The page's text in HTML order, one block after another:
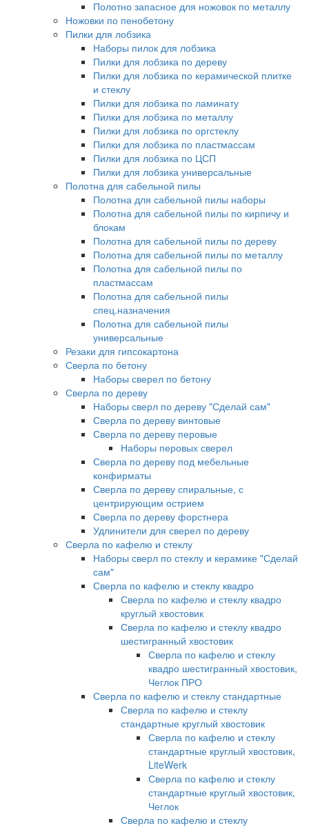
Полотно запасное для ножовок по металлу
Ножовки по пенобетону
Пилки для лобзика
Наборы пилок для лобзика
Пилки для лобзика по дереву
Пилки для лобзика по керамической плитке
и стеклу
Пилки для лобзика по ламинату
Пилки для лобзика по металлу
Пилки для лобзика по оргстеклу
Пилки для лобзика по пластмассам
Пилки для лобзика по ЦСП
Пилки для лобзика универсальные
Полотна для сабельной пилы
Полотна для сабельной пилы наборы
Полотна для сабельной пилы по кирпичу и
блокам
Полотна для сабельной пилы по дереву
Полотна для сабельной пилы по металлу
Полотна для сабельной пилы по
пластмассам
Полотна для сабельной пилы
спец.назначения
Полотна для сабельной пилы
универсальные
Резаки для гипсокартона
Сверла по бетону
Наборы сверел по бетону
Сверла по дереву
Наборы сверл по дереву "Сделай сам"
Сверла по дереву винтовые
Сверла по дереву перовые
Наборы перовых сверел
Сверла по дереву под мебельные
конфирматы
Сверла по дереву спиральные, с
центрирующим острием
Сверла по дереву форстнера
Удлинители для сверел по дереву
Сверла по кафелю и стеклу
Наборы сверл по стеклу и керамике "Сделай
сам"
Сверла по кафелю и стеклу квадро
Сверла по кафелю и стеклу квадро
круглый хвостовик
Сверла по кафелю и стеклу квадро
шестигранный хвостовик
Сверла по кафелю и стеклу
квадро шестигранный хвостовик,
Чеглок ПРО
Сверла по кафелю и стеклу стандартные
Сверла по кафелю и стеклу
стандартные круглый хвостовик
Сверла по кафелю и стеклу
стандартные круглый хвостовик,
LiteWerk
Сверла по кафелю и стеклу
стандартные круглый хвостовик,
Чеглок
Сверла по кафелю и стеклу